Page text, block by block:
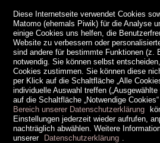
Diese Internetseite verwendet Cookies
Matomo (ehemals Piwik) für die Analyse
einige Cookies uns helfen, die
Website zu verbessern oder
sind andere für bestimmte Funktionen (z.
notwendig. Sie können selbst
Cookies zustimmen. Sie können diese
per Klick auf die Schaltfläche „Alle
individuelle Auswahl treffen
auf die Schaltfläche „Notwendige
Bereich unserer Datenschutzerklärung
Einstellungen jederzeit wieder aufrufen,
nachträglich abwählen. Weitere
unserer Datenschutzerklärung